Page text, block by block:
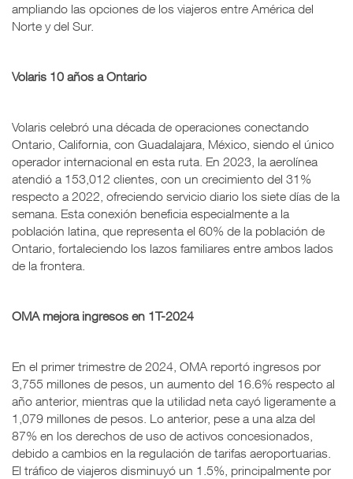
ampliando las opciones de los viajeros entre América del
Norte y del Sur.
Volaris 10 años a Ontario
Volaris celebró una década de operaciones conectando
Ontario, California, con Guadalajara, México, siendo el único
operador internacional en esta ruta. En 2023, la aerolínea
atendió a 153,012 clientes, con un crecimiento del 31%
respecto a 2022, ofreciendo servicio diario los siete días de la
semana. Esta conexión beneficia especialmente a la
población latina, que representa el 60% de la población de
Ontario, fortaleciendo los lazos familiares entre ambos lados
de la frontera.
OMA mejora ingresos en 1T-2024
En el primer trimestre de 2024, OMA reportó ingresos por
3,755 millones de pesos, un aumento del 16.6% respecto al
año anterior, mientras que la utilidad neta cayó ligeramente a
1,079 millones de pesos. Lo anterior, pese a una alza del
87% en los derechos de uso de activos concesionados,
debido a cambios en la regulación de tarifas aeroportuarias.
El tráfico de viajeros disminuyó un 1.5%, principalmente por